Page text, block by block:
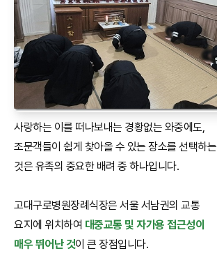
사랑하는 이를 떠나보내는 경황없는 와중에도,
조문객들이 쉽게 찾아올 수 있는 장소를 선택하는
것은 유족의 중요한 배려 중 하나입니다.
고대구로병원장례식장은 서울 서남권의 교통
요지에 위치하여 대중교통 및 자가용 접근성이
매우 뛰어난 것이 큰 장점입니다.